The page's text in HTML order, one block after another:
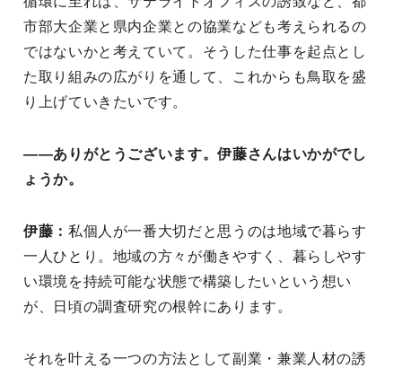
市部大企業と県内企業との協業なども考えられるの
ではないかと考えていて。そうした仕事を起点とし
た取り組みの広がりを通して、これからも鳥取を盛
り上げていきたいです。
――ありがとうございます。伊藤さんはいかがでし
ょうか。
伊藤： 私個人が一番大切だと思うのは地域で暮らす
一人ひとり。地域の方々が働きやすく、暮らしやす
い環境を持続可能な状態で構築したいという想い
が、日頃の調査研究の根幹にあります。
それを叶える一つの方法として副業・兼業人材の誘